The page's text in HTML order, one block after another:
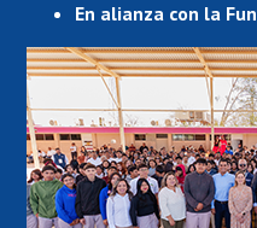
En alianza con la